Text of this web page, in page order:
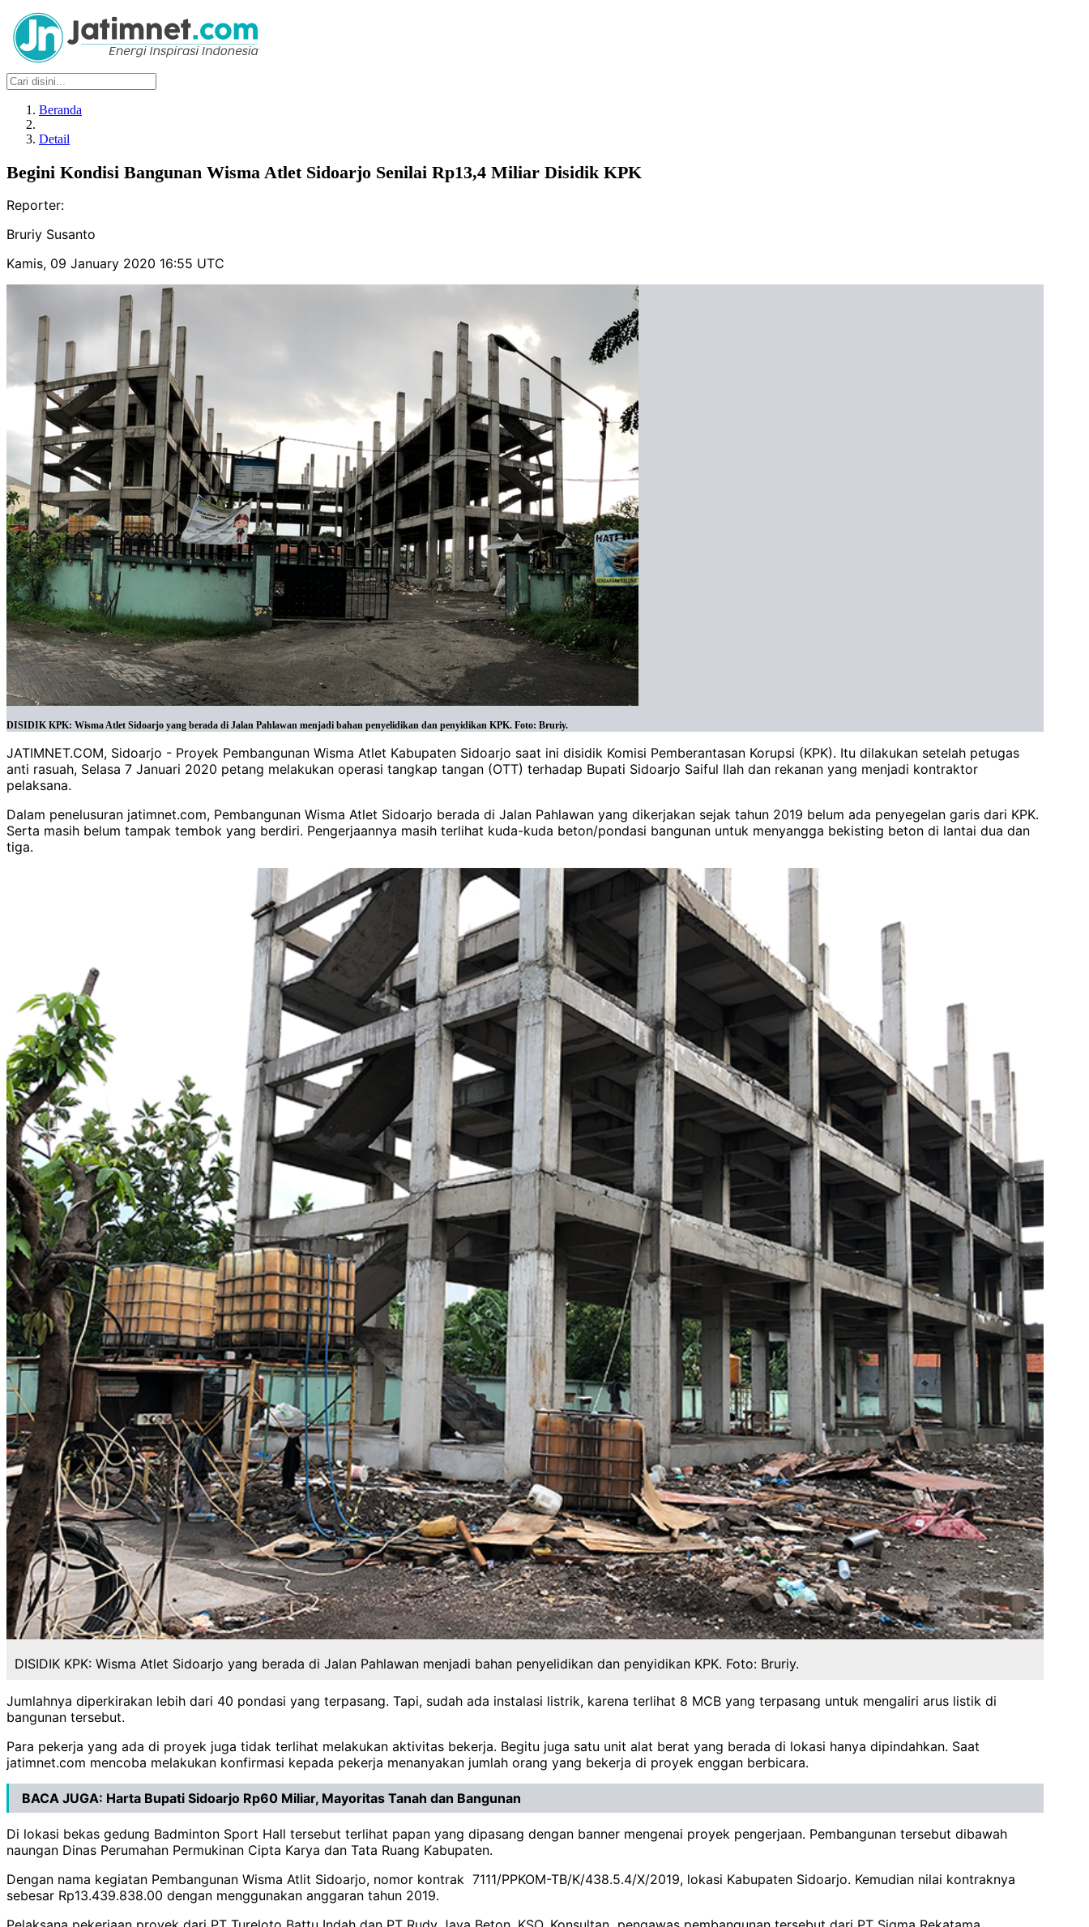
Beranda
Detail
Begini Kondisi Bangunan Wisma Atlet Sidoarjo Senilai Rp13,4 Miliar Disidik KPK
Reporter:
Bruriy Susanto
Kamis, 09 January 2020 16:55 UTC
DISIDIK KPK: Wisma Atlet Sidoarjo yang berada di Jalan Pahlawan menjadi bahan penyelidikan dan penyidikan KPK. Foto: Bruriy.
JATIMNET.COM, Sidoarjo - Proyek Pembangunan Wisma Atlet Kabupaten Sidoarjo saat ini disidik Komisi Pemberantasan Korupsi (KPK). Itu dilakukan setelah petugas
anti rasuah, Selasa 7 Januari 2020 petang melakukan operasi tangkap tangan (OTT) terhadap Bupati Sidoarjo Saiful Ilah dan rekanan yang menjadi kontraktor
pelaksana.
Dalam penelusuran jatimnet.com, Pembangunan Wisma Atlet Sidoarjo berada di Jalan Pahlawan yang dikerjakan sejak tahun 2019 belum ada penyegelan garis dari KPK.
Serta masih belum tampak tembok yang berdiri. Pengerjaannya masih terlihat kuda-kuda beton/pondasi bangunan untuk menyangga bekisting beton di lantai dua dan
tiga.
DISIDIK KPK: Wisma Atlet Sidoarjo yang berada di Jalan Pahlawan menjadi bahan penyelidikan dan penyidikan KPK. Foto: Bruriy.
Jumlahnya diperkirakan lebih dari 40 pondasi yang terpasang. Tapi, sudah ada instalasi listrik, karena terlihat 8 MCB yang terpasang untuk mengaliri arus listik di
bangunan tersebut.
Para pekerja yang ada di proyek juga tidak terlihat melakukan aktivitas bekerja. Begitu juga satu unit alat berat yang berada di lokasi hanya dipindahkan. Saat
jatimnet.com mencoba melakukan konfirmasi kepada pekerja menanyakan jumlah orang yang bekerja di proyek enggan berbicara.
BACA JUGA: Harta Bupati Sidoarjo Rp60 Miliar, Mayoritas Tanah dan Bangunan
Di lokasi bekas gedung Badminton Sport Hall tersebut terlihat papan yang dipasang dengan banner mengenai proyek pengerjaan. Pembangunan tersebut dibawah
naungan Dinas Perumahan Permukinan Cipta Karya dan Tata Ruang Kabupaten.
Dengan nama kegiatan Pembangunan Wisma Atlit Sidoarjo, nomor kontrak 7111/PPKOM-TB/K/438.5.4/X/2019, lokasi Kabupaten Sidoarjo. Kemudian nilai kontraknya
sebesar Rp13.439.838.00 dengan menggunakan anggaran tahun 2019.